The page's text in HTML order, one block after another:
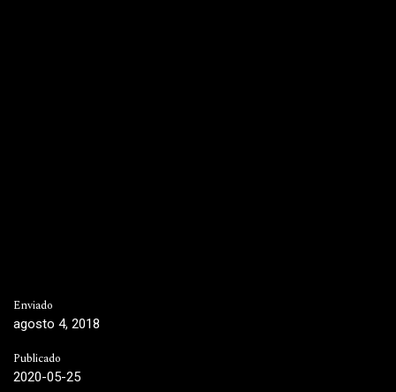
Enviado
agosto 4, 2018
Publicado
2020-05-25